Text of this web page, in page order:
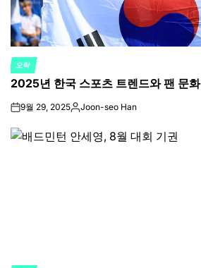
POSTED
IN
오락
2025년 한국 스포츠 트렌드와 팬 문화
on9월 29, 2025Posted
Joon-seo Han